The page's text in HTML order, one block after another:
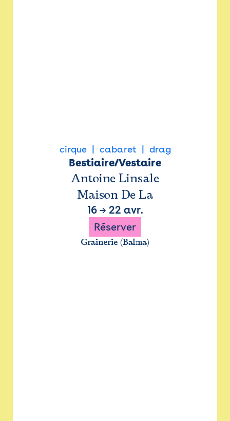
cirque cabaret drag
Bestiaire/Vestaire
Antoine Linsale
Maison De La
16→ 22 avr.
Réserver
Grainerie (Balma)